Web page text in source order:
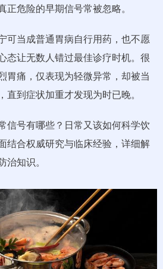
危险的早期信号常被忽略。
可当成普通胃病自行用药，也不愿
态让无数人错过最佳诊疗时机。很
胃痛，仅表现为轻微异常，却被当
到症状加重才发现为时已晚。
信号有哪些？日常又该如何科学饮
结合权威研究与临床经验，详细解
知识。